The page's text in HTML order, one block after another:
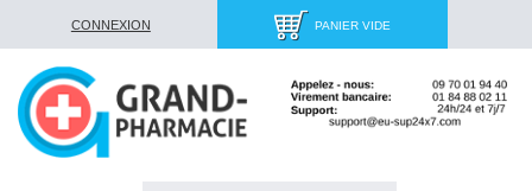
CONNEXION PANIER VIDE